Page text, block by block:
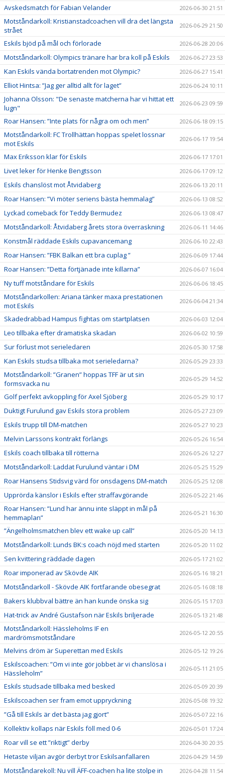
Avskedsmatch för Fabian Velander 2026-06-30 21:51
Motståndarkoll: Kristianstadcoachen vill dra det längsta
strået
2026-06-29 21:50
Eskils bjöd på mål och förlorade 2026-06-28 20:06
Motståndarkoll: Olympics tränare har bra koll på Eskils 2026-06-27 23:53
Kan Eskils vända bortatrenden mot Olympic? 2026-06-27 15:41
Elliot Hintsa: ”Jag ger alltid allt för laget” 2026-06-24 10:11
Johanna Olsson: "De senaste matcherna har vi hittat ett
lugn"
2026-06-23 09:59
Roar Hansen: ”Inte plats för några om och men” 2026-06-18 09:15
Motståndarkoll: FC Trollhättan hoppas spelet lossnar
mot Eskils
2026-06-17 19:54
Max Eriksson klar för Eskils 2026-06-17 17:01
Livet leker för Henke Bengtsson 2026-06-17 09:12
Eskils chanslöst mot Åtvidaberg 2026-06-13 20:11
Roar Hansen: ”Vi möter seriens bästa hemmalag” 2026-06-13 08:52
Lyckad comeback för Teddy Bermudez 2026-06-13 08:47
Motståndarkoll: Åtvidaberg årets stora överraskning 2026-06-11 14:46
Konstmål räddade Eskils cupavancemang 2026-06-10 22:43
Roar Hansen: ”FBK Balkan ett bra cuplag ” 2026-06-09 17:44
Roar Hansen: ”Detta förtjänade inte killarna” 2026-06-07 16:04
Ny tuff motståndare för Eskils 2026-06-06 18:45
Motståndarkollen: Ariana tänker maxa prestationen
mot Eskils
2026-06-04 21:34
Skadedrabbad Hampus fightas om startplatsen 2026-06-03 12:04
Leo tillbaka efter dramatiska skadan 2026-06-02 10:59
Sur förlust mot serieledaren 2026-05-30 17:58
Kan Eskils studsa tillbaka mot serieledarna? 2026-05-29 23:33
Motståndarkoll: ”Granen” hoppas TFF är ut sin
formsvacka nu
2026-05-29 14:52
Golf perfekt avkoppling för Axel Sjöberg 2026-05-29 10:17
Duktigt Furulund gav Eskils stora problem 2026-05-27 23:09
Eskils trupp till DM-matchen 2026-05-27 10:23
Melvin Larssons kontrakt förlängs 2026-05-26 16:54
Eskils coach tillbaka till rötterna 2026-05-26 12:27
Motståndarkoll: Laddat Furulund väntar i DM 2026-05-25 15:29
Roar Hansens Stidsvig värd för onsdagens DM-match 2026-05-25 12:08
Upprörda känslor i Eskils efter straffavgörande 2026-05-22 21:46
Roar Hansen: ”Lund har ännu inte släppt in mål på
hemmaplan”
2026-05-21 16:30
”Ängelholmsmatchen blev ett wake up call” 2026-05-20 14:13
Motståndarkoll: Lunds BK:s coach nöjd med starten 2026-05-20 11:02
Sen kvittering räddade dagen 2026-05-17 21:02
Roar imponerad av Skövde AIK 2026-05-16 18:21
Motståndarkoll - Skövde AIK fortfarande obesegrat 2026-05-16 08:18
Bakers klubbval bättre än han kunde önska sig 2026-05-15 17:03
Hat-trick av André Gustafson när Eskils briljerade 2026-05-13 21:48
Motståndarkoll: Hässleholms IF en
mardrömsmotståndare
2026-05-12 20:55
Melvins dröm är Superettan med Eskils 2026-05-12 19:26
Eskilscoachen: ”Om vi inte gör jobbet är vi chanslösa i
Hässleholm”
2026-05-11 21:05
Eskils studsade tillbaka med besked 2026-05-09 20:39
Eskilscoachen ser fram emot uppryckning 2026-05-08 19:32
”Gå till Eskils är det bästa jag gjort” 2026-05-07 22:16
Kollektiv kollaps när Eskils föll med 0-6 2026-05-01 17:24
Roar vill se ett ”riktigt” derby 2026-04-30 20:35
Hetaste viljan avgör derbyt tror Eskilsanfallaren 2026-04-29 14:59
Motståndarekoll: Nu vill ÄFF-coachen ha lite stolpe in 2026-04-28 11:54